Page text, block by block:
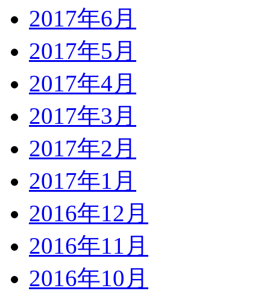
2017年6月
2017年5月
2017年4月
2017年3月
2017年2月
2017年1月
2016年12月
2016年11月
2016年10月